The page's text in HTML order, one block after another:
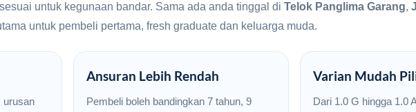
untuk kegunaan bandar. Sama ada anda tinggal di Telok Panglima Garang,
untuk pembeli pertama, fresh graduate dan keluarga muda.
urusan
Ansuran Lebih Rendah
Pembeli boleh bandingkan 7 tahun, 9
Varian Mudah
Dari 1.0 G hingga 1.0